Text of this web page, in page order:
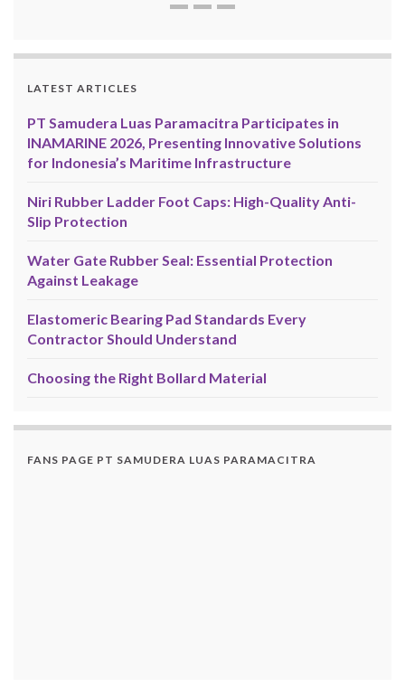
LATEST ARTICLES
PT Samudera Luas Paramacitra Participates in
INAMARINE 2026, Presenting Innovative Solutions
for Indonesia’s Maritime Infrastructure
Niri Rubber Ladder Foot Caps: High-Quality Anti-
Slip Protection
Water Gate Rubber Seal: Essential Protection
Against Leakage
Elastomeric Bearing Pad Standards Every
Contractor Should Understand
Choosing the Right Bollard Material
FANS PAGE PT SAMUDERA LUAS PARAMACITRA